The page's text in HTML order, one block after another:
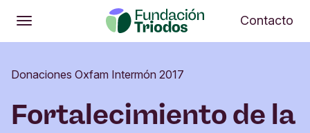
Abrir
Menú principal
Abrir
Contacto
Donaciones Oxfam Intermón 2017
Fortalecimiento de la